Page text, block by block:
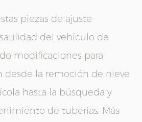
piezas de ajuste
del vehículo de
modificaciones para
desde la remoción de nieve
hasta la búsqueda y
de tuberías. Más